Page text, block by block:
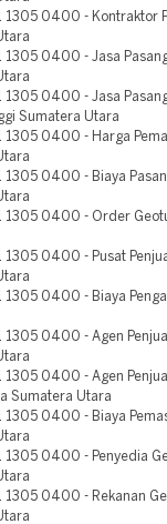
1305 0400 - Kontraktor
1305 0400 - Jasa
1305 0400 - Jasa
Sumatera Utara
1305 0400 - Harga
1305 0400 - Biaya
1305 0400 - Order
1305 0400 - Pusat
1305 0400 - Biaya
1305 0400 - Agen
1305 0400 - Agen
Sumatera Utara
1305 0400 - Biaya
1305 0400 - Penyedia
1305 0400 - Rekanan